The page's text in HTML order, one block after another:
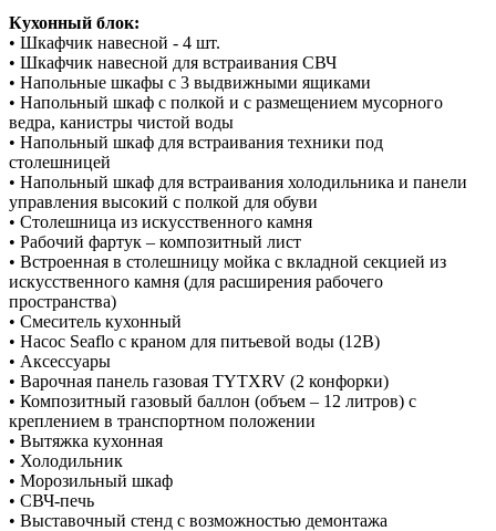
Кухонный блок:
• Шкафчик навесной - 4 шт.
• Шкафчик навесной для встраивания СВЧ
• Напольные шкафы с 3 выдвижными ящиками
• Напольный шкаф с полкой и с размещением мусорного
ведра, канистры чистой воды
• Напольный шкаф для встраивания техники под
столешницей
• Напольный шкаф для встраивания холодильника и панели
управления высокий с полкой для обуви
• Столешница из искусственного камня
• Рабочий фартук – композитный лист
• Встроенная в столешницу мойка с вкладной секцией из
искусственного камня (для расширения рабочего
пространства)
• Смеситель кухонный
• Насос Seaflo с краном для питьевой воды (12В)
• Аксессуары
• Варочная панель газовая TYTXRV (2 конфорки)
• Композитный газовый баллон (объем – 12 литров) с
креплением в транспортном положении
• Вытяжка кухонная
• Холодильник
• Морозильный шкаф
• СВЧ-печь
• Выставочный стенд с возможностью демонтажа